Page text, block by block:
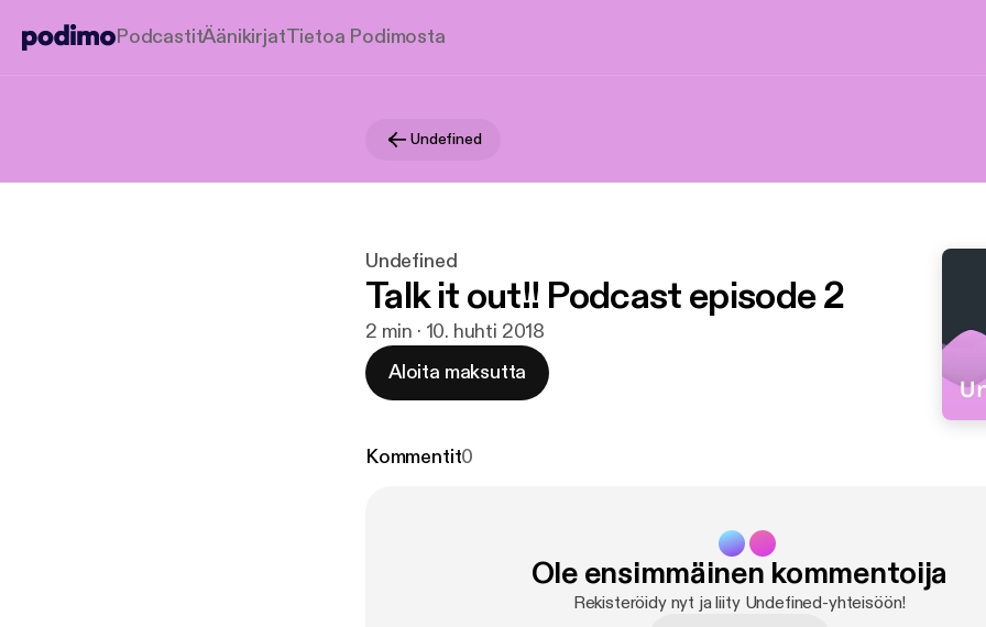
PodcastitÄänikirjatTietoa Podimosta
Undefined
Undefined
Talk it out!! Podcast episode 2
2 min · 10. huhti 2018
Aloita maksutta
Kommentit0
Ole ensimmäinen kommentoija
Rekisteröidy nyt ja liity Undefined-yhteisöön!